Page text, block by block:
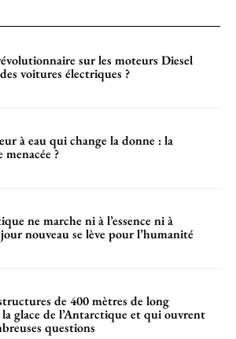
sur les moteurs Diesel
voitures électriques ?
à eau qui change la donne : la
?
ne marche ni à l’essence ni à
nouveau se lève pour l’humanité
de 400 mètres de long
la glace de l’Antarctique et qui ouvrent
questions